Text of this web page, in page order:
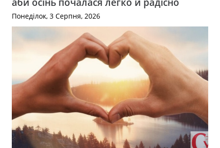
Понеділок, 3 Серпня, 2026